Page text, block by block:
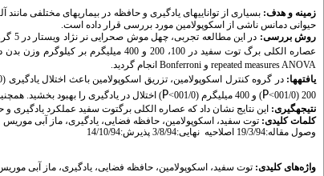
زمینه و هدف: بسیاری از توانایی­های یادگیری و حافظه در بیماری­های مختلفی
حیوانی دمانس ناشی از اسکوپولامین مورد بررسی قرار داده است.
روش بررسی:
عصاره الکلی برگ توت سفید در 100، 200 و 400 میلی­گرم بر کیلوگرم وزن بدن در روز. یادگیری و حافظه با استفاده از ماز آبی موریس پس از 28 روز ارزیابی گردید.
repeated measures ANOVA و Bonferroni انجام گردید.
یافته­ها: در گروه کنترل اسکوپولامین، تزریق اسکوپولامین باعث اختلال یادگیری (001/0
200 (001/0
>
P) و 400 میلی­گرم (001/0 >
P) اختلال در یادگیری را بهبود بخشید. همچنین این عصاره در
نتیجه­گیری: این نتایج نشان داد که عصاره الکلی برگ­توت سفید عملکرد یادگیری
کلمات کلیدی: توت سفید، اسکوپولامین، حافظه فضایی، یادگیری، ماز آبی موریس
وصول مقاله:19/3/94 اصلاحیه
نهایی:3/8/94 پذیرش:14/10/94
واژه‌های کلیدی: توت سفید، اسکوپولامین، حافظه فضایی، یادگیری، ماز آبی